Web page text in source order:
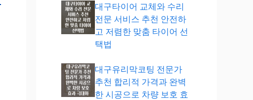
대구타이어 교체와 수리
전문 서비스 추천 안전하
고 저렴한 맞춤 타이어 선
택법
대구유리막코팅 전문가
추천 합리적 가격과 완벽
한 시공으로 차량 보호 효